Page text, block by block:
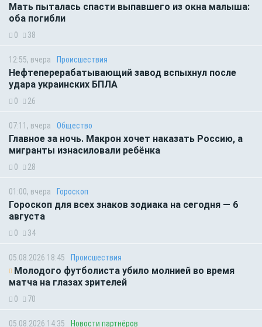
Мать пыталась спасти выпавшего из окна малыша:
оба погибли
0 38
12:55, вчера Происшествия
Нефтеперерабатывающий завод вспыхнул после
удара украинских БПЛА
0 26
07:11, вчера Общество
Главное за ночь. Макрон хочет наказать Россию, а
мигранты изнасиловали ребёнка
0 28
01:00, вчера Гороскоп
Гороскоп для всех знаков зодиака на сегодня — 6
августа
0 34
05.08.2026 18:45 Происшествия
Молодого футболиста убило молнией во время
матча на глазах зрителей
0 70
05.08.2026 14:35 Новости партнёров